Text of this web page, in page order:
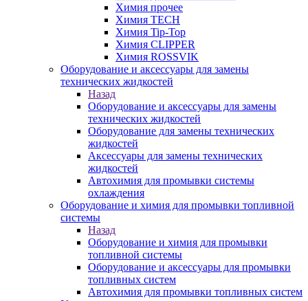
Химия прочее
Химия TECH
Химия Tip-Top
Химия CLIPPER
Химия ROSSVIK
Оборудование и аксессуары для замены
технических жидкостей
Назад
Оборудование и аксессуары для замены
технических жидкостей
Оборудование для замены технических
жидкостей
Аксессуары для замены технических
жидкостей
Автохимия для промывки системы
охлаждения
Оборудование и химия для промывки топливной
системы
Назад
Оборудование и химия для промывки
топливной системы
Оборудование и аксессуары для промывки
топливных систем
Автохимия для промывки топливных систем